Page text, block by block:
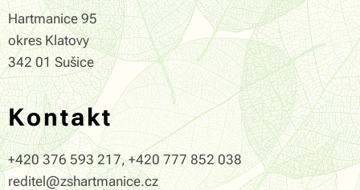
Hartmanice 95
okres Klatovy
342 01 Sušice
Kontakt
+420 376 593 217, +420 777 852 038
reditel@zshartmanice.cz